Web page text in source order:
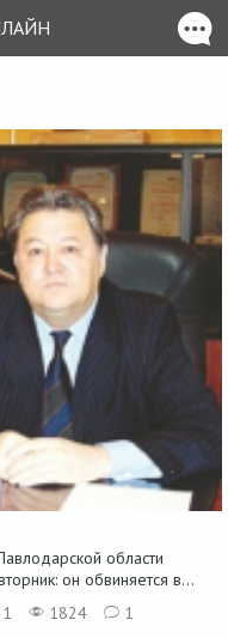
области
он обвиняется в...
1824 1